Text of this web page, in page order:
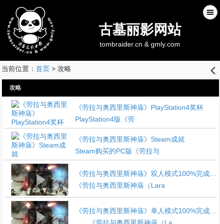
古墓丽影网站
tombraider.cn & gmly.com
当前位置： 首页> 攻略 󰊒
攻略
《劳拉与奥西里斯神庙》PlayStation4奖杯
PlayStation4版《劳
《劳拉与奥西里斯神庙》Steam成就
Steam购买的PC版《劳拉与
《劳拉与奥西里斯神庙（Lara